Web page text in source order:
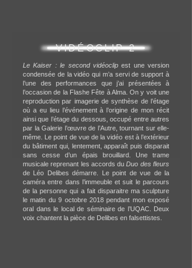
Le Kaiser : le second vidéoclipest une version
condensée de la vidéo qui m’a servi de support à
l’une des performances que j’ai présentées à
l’occasion de la Flashe Fête à Alma. On y voit une
reproduction par imagerie de synthèse de l’étage
où a eu lieu l’événement à l’origine de mon récit
ainsi que l’étage du dessous, occupé entre autres
par la Galerie l’œuvre de l’Autre, tournant sur elle-
même. Le point de vue de la vidéo est à l’extérieur
du bâtiment qui, lentement, apparaît puis disparait
sans cesse d’un épais brouillard. Une trame
musicale reprenant les accords duDuo des fleurs
de Léo Delibes démarre. Le point de vue de la
caméra entre dans l’immeuble et suit le parcours
de la personne qui a fait disparaitre ma sculpture
le matin du 9 octobre 2018 pendant mon exposé
oral dans le local de séminaire de l’UQAC. Deux
voix chantent la pièce de Delibes en falsettistes.
VIDÉOCLIP 2